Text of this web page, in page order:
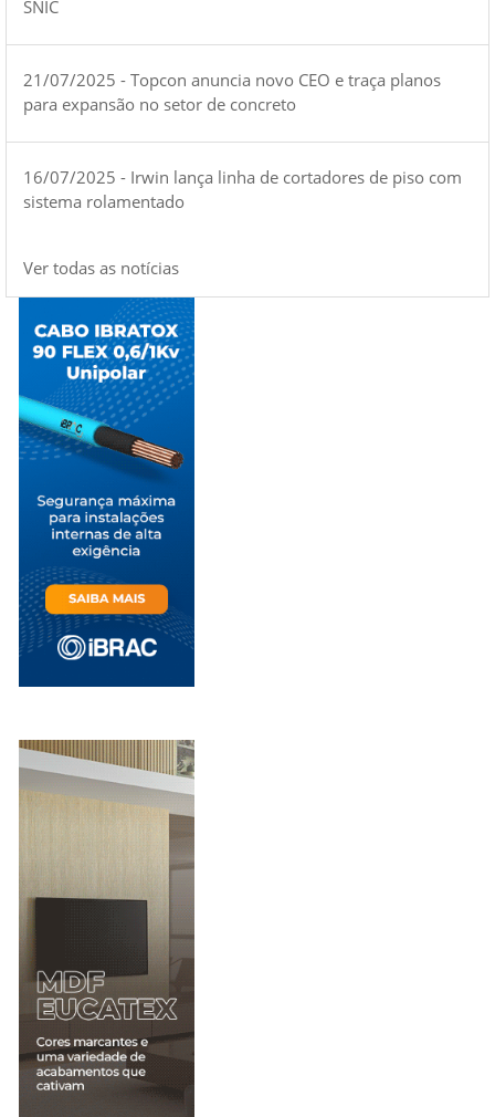
SNIC
21/07/2025 - Topcon anuncia novo CEO e traça planos
para expansão no setor de concreto
16/07/2025 - Irwin lança linha de cortadores de piso com
sistema rolamentado
Ver todas as notícias